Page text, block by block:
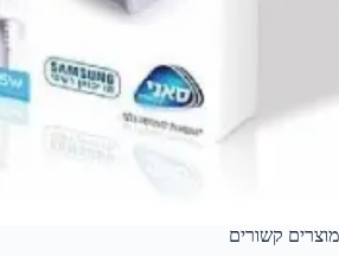
מוצרים קשורים